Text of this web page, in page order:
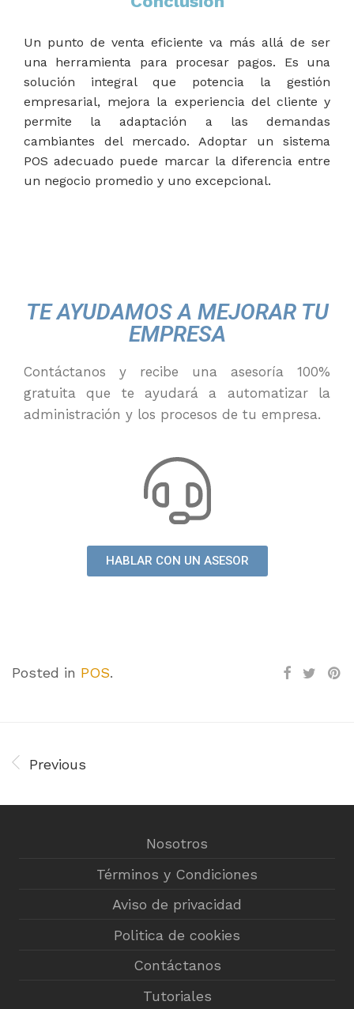
Un punto de venta eficiente va más allá de ser
una herramienta para procesar pagos. Es una
solución integral que potencia la gestión
empresarial, mejora la experiencia del cliente y
permite la adaptación a las demandas
cambiantes del mercado. Adoptar un sistema
POS adecuado puede marcar la diferencia entre
un negocio promedio y uno excepcional.
TE AYUDAMOS A MEJORAR TU
EMPRESA
Contáctanos y recibe una asesoría 100%
gratuita que te ayudará a automatizar la
administración y los procesos de tu empresa.
HABLAR CON UN ASESOR
Posted in POS.
Previous
Nosotros
Términos y Condiciones
Aviso de privacidad
Politica de cookies
Contáctanos
Tutoriales